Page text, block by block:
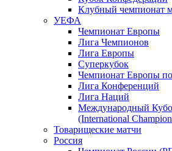
Клубный чемпионат
УЕФА
Чемпионат Европы
Лига Чемпионов
Лига Европы
Суперкубок
Чемпионат Европы
Лига Конференций
Лига Наций
Международный
(International
Товарищеские матчи
Россия